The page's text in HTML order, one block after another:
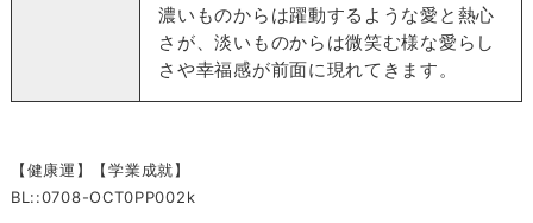
濃いものからは躍動するような愛と熱心
さが、淡いものからは微笑む様な愛らし
さや幸福感が前面に現れてきます。
【健康運】【学業成就】
BL::0708-OCT0PP002k